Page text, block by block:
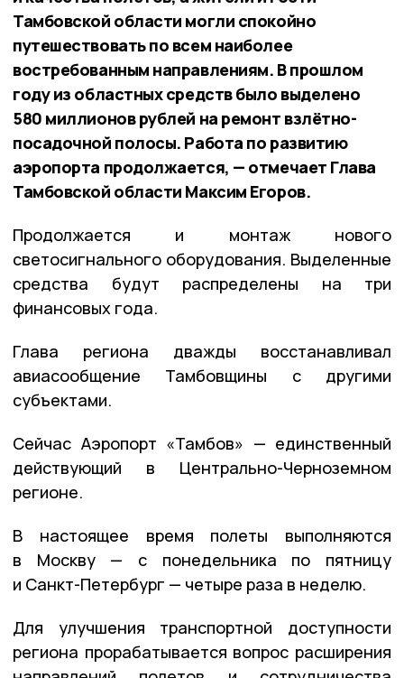
Тамбовской области могли спокойно
путешествовать по всем наиболее
востребованным направлениям. В прошлом
году из областных средств было выделено
580 миллионов рублей на ремонт взлётно-
посадочной полосы. Работа по развитию
аэропорта продолжается, — отмечает Глава
Тамбовской области Максим Егоров.
Продолжается и монтаж нового
светосигнального оборудования. Выделенные
средства будут распределены на три
финансовых года.
Глава региона дважды восстанавливал
авиасообщение Тамбовщины с другими
субъектами.
Сейчас Аэропорт «Тамбов» — единственный
действующий в Центрально-Черноземном
регионе.
В настоящее время полеты выполняются
в Москву — с понедельника по пятницу
и Санкт-Петербург — четыре раза в неделю.
Для улучшения транспортной доступности
региона прорабатывается вопрос расширения